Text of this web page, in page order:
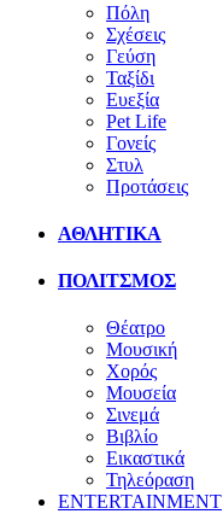
Πόλη
Σχέσεις
Γεύση
Ταξίδι
Ευεξία
Pet Life
Γονείς
Στυλ
Προτάσεις
ΑΘΛΗΤΙΚΑ
ΠΟΛΙΤΣΜΟΣ
Θέατρο
Μουσική
Χορός
Μουσεία
Σινεμά
Βιβλίο
Εικαστικά
Τηλεόραση
ENTERTAINMENT